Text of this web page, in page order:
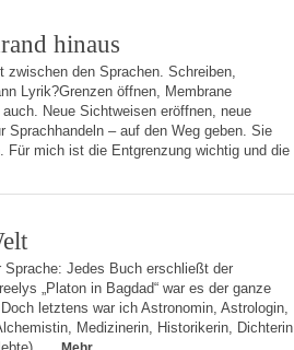
hinaus
zwischen den Sprachen. Schreiben,
Lyrik?Grenzen öffnen, Membrane
Neue Sichtweisen eröffnen, neue
Sprachhandeln – auf den Weg geben. Sie
Für mich ist die Entgrenzung wichtig und die
Jedes Buch erschließt der
„Platon in Bagdad“ war es der ganze
letztens war ich Astronomin, Astrologin,
Medizinerin, Historikerin, Dichterin